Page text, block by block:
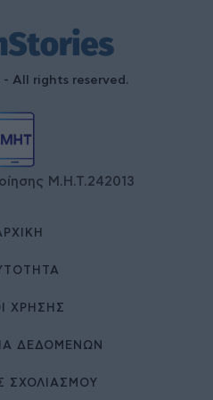
All rights reserved.
Μ.Η.Τ.242013
ΧΡΉΣΗΣ
ΔΕΔΟΜΕΝΩΝ
ΣΧΟΛΙΑΣΜΟΥ